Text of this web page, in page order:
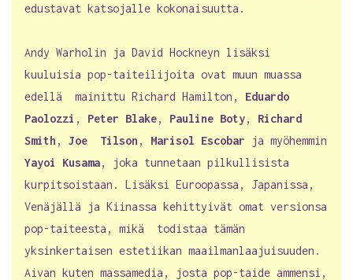
edustavat katsojalle kokonaisuutta.
Andy Warholin ja David Hockneyn lisäksi
kuuluisia pop-taiteilijoita ovat muun muassa
edellä mainittu Richard Hamilton, Eduardo
Paolozzi , Peter Blake, Pauline Boty, Richard
Smith , Joe Tilson , Marisol Escobar ja myöhemmin
Yayoi Kusama, joka tunnetaan pilkullisista
kurpitsoistaan. Lisäksi Euroopassa, Japanissa,
Venäjällä ja Kiinassa kehittyivät omat versionsa
pop-taiteesta, mikä todistaa tämän
yksinkertaisen estetiikan maailmanlaajuisuuden.
Aivan kuten massamedia, josta pop-taide ammensi,